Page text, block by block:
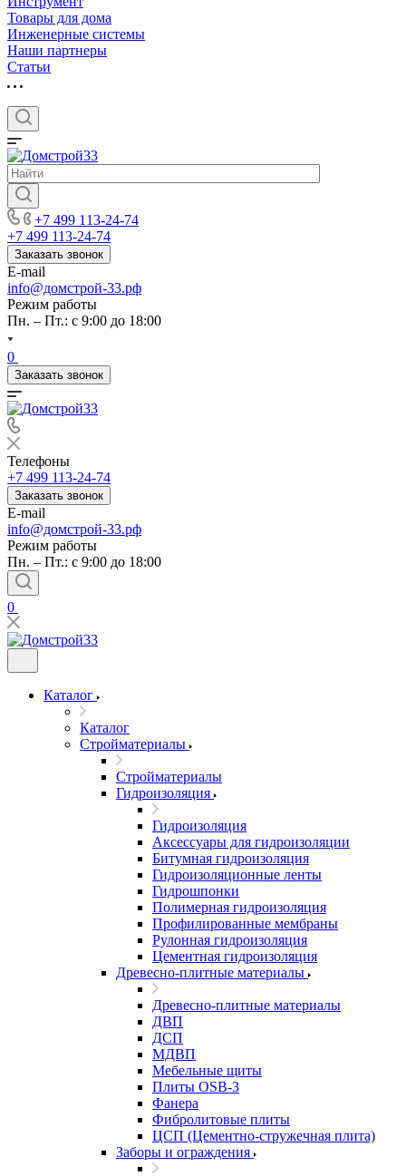
Товары для дома
Инженерные системы
Наши партнеры
Статьи
+7 499 113-24-74
+7 499 113-24-74
Заказать звонок
E-mail
info@домстрой-33.рф
Режим работы
Пн. – Пт.: с 9:00 до 18:00
0
Заказать звонок
Телефоны
+7 499 113-24-74
Заказать звонок
E-mail
info@домстрой-33.рф
Режим работы
Пн. – Пт.: с 9:00 до 18:00
0
Каталог
Каталог
Стройматериалы
Стройматериалы
Гидроизоляция
Гидроизоляция
Аксессуары для гидроизоляции
Битумная гидроизоляция
Гидроизоляционные ленты
Гидрошпонки
Полимерная гидроизоляция
Профилированные мембраны
Рулонная гидроизоляция
Цементная гидроизоляция
Древесно-плитные материалы
Древесно-плитные материалы
ДВП
ДСП
МДВП
Мебельные щиты
Плиты OSB-3
Фанера
Фибролитовые плиты
ЦСП (Цементно-стружечная плита)
Заборы и ограждения